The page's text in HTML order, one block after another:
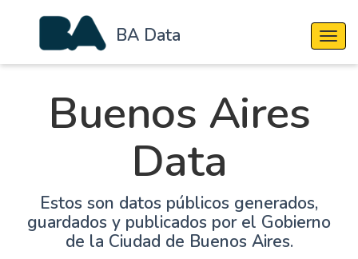
BA Data
Buenos Aires
Data
Estos son datos públicos generados,
guardados y publicados por el Gobierno
de la Ciudad de Buenos Aires.